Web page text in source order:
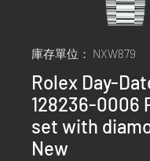
庫存單位： NXW879
Rolex Day-
128236-0006
set with
New